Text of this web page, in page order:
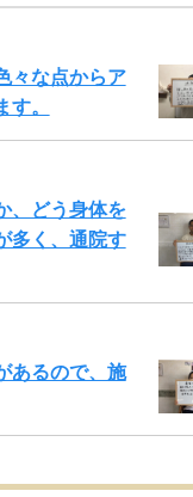
々な点からア
。
、どう身体を
多く、通院す
あるので、施